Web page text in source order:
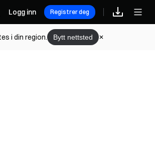
Logg inn Registrer deg
i din region. Bytt nettsted